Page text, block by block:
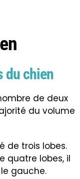
du chien
de deux
du volume
de trois lobes.
quatre lobes, il
gauche.